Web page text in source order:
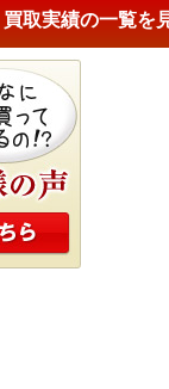
買取実績の一覧を